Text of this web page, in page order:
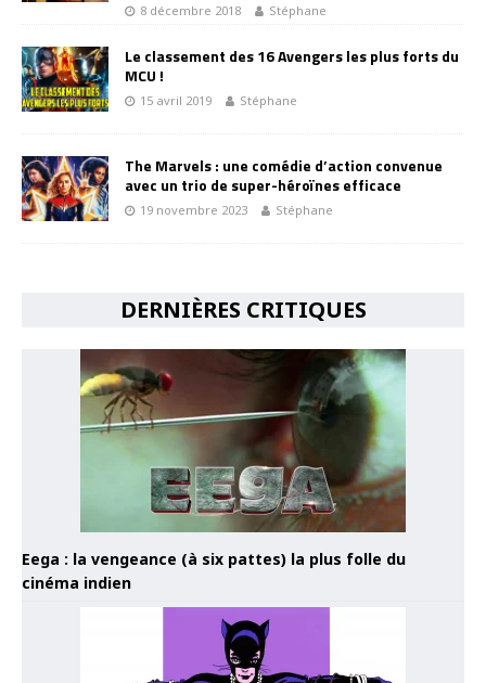
8 décembre 2018 Stéphane
Le classement des 16 Avengers les plus forts du
MCU !
15 avril 2019 Stéphane
The Marvels : une comédie d’action convenue
avec un trio de super-héroïnes efficace
19 novembre 2023 Stéphane
DERNIÈRES CRITIQUES
Eega : la vengeance (à six pattes) la plus folle du
cinéma indien